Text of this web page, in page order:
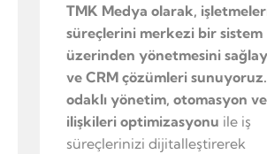
TMK Medya olarak,
süreçlerini merkezi bir sistem
üzerinden yönetmesini
ve CRM çözümleri sunuyoruz.
odaklı yönetim, otomasyon
ilişkileri optimizasyonu ile iş
süreçlerinizi dijitalleştirerek